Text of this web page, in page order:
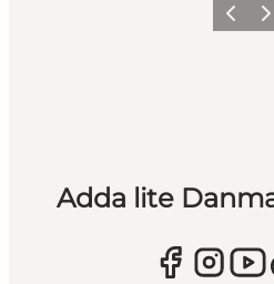
Adda lite